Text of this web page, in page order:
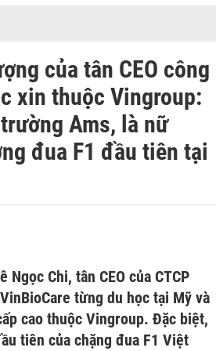
của tân CEO công
xin thuộc Vingroup:
Ams, là nữ
đua F1 đầu tiên tại
Ngọc Chi, tân CEO của CTCP
từng du học tại Mỹ và
cao thuộc Vingroup. Đặc biệt,
tiên của chặng đua F1 Việt